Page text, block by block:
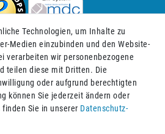
AGB
Technologien, um Inhalte zu
Medien einzubinden und den Website-
verarbeiten wir personenbezogene
teilen diese mit Dritten. Die
oder aufgrund berechtigten
können Sie jederzeit ändern oder
Sie in unserer Daten­schutz­